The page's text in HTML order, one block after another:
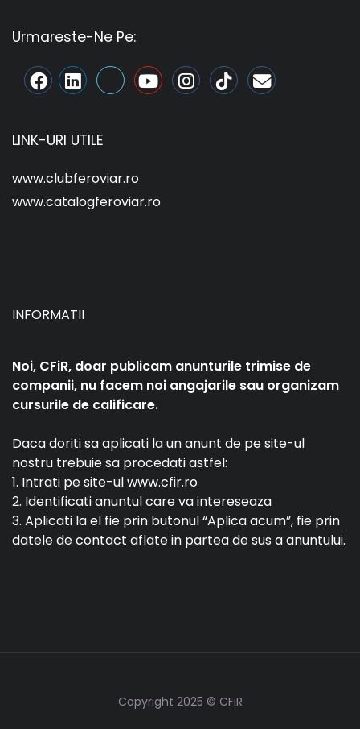
Urmareste-Ne Pe:
LINK-URI UTILE
www.clubferoviar.ro
www.catalogferoviar.ro
INFORMATII
Noi, CFiR, doar publicam anunturile trimise de
companii, nu facem noi angajarile sau organizam
cursurile de calificare.
Daca doriti sa aplicati la un anunt de pe site-ul
nostru trebuie sa procedati astfel:
1. Intrati pe site-ul www.cfir.ro
2. Identificati anuntul care va intereseaza
3. Aplicati la el fie prin butonul “Aplica acum”, fie prin
datele de contact aflate in partea de sus a anuntului.
Copyright 2025 © CFiR